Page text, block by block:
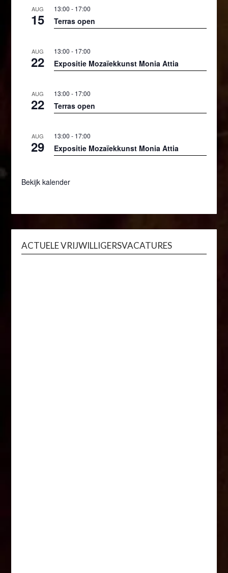
AUG
15
13:00 - 17:00
Terras open
AUG
22
13:00 - 17:00
Expositie Mozaïekkunst Monia Attia
AUG
22
13:00 - 17:00
Terras open
AUG
29
13:00 - 17:00
Expositie Mozaïekkunst Monia Attia
Bekijk kalender
ACTUELE VRIJWILLIGERSVACATURES